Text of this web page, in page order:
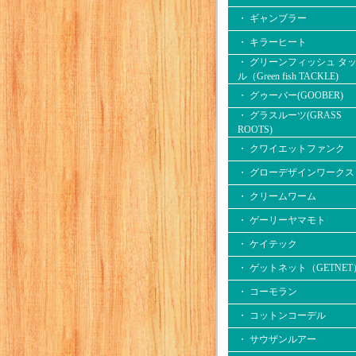
・ ギャンブラー
・ キラーヒート
・ グリーンフィッシュ タ
ル（Green fish TACKLE)
・ グゥーバー(GOOBER)
・ グラスルーツ(GRASS
ROOTS)
・ クワイエットファンク
・ グローデザインワークス
・ クリームワーム
・ ゲーリーヤマモト
・ ケイテック
・ ゲットネット（GETNET
・ コーモラン
・ コットンコーデル
・ サウザンルアー